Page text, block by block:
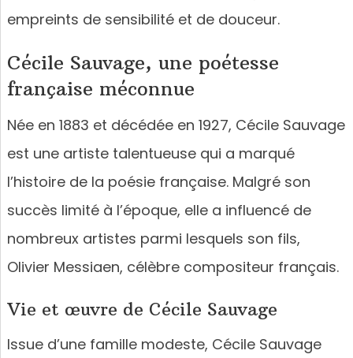
empreints de sensibilité et de douceur.
Cécile Sauvage, une poétesse
française méconnue
Née en 1883 et décédée en 1927, Cécile Sauvage
est une artiste talentueuse qui a marqué
l’histoire de la poésie française. Malgré son
succès limité à l’époque, elle a influencé de
nombreux artistes parmi lesquels son fils,
Olivier Messiaen, célèbre compositeur français.
Vie et œuvre de Cécile Sauvage
Issue d’une famille modeste, Cécile Sauvage